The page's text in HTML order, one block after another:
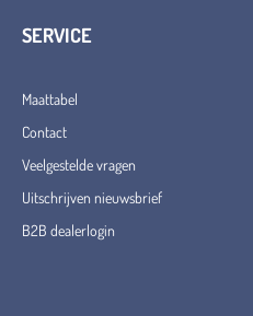
SERVICE
Maattabel
Contact
Veelgestelde vragen
Uitschrijven nieuwsbrief
B2B dealerlogin